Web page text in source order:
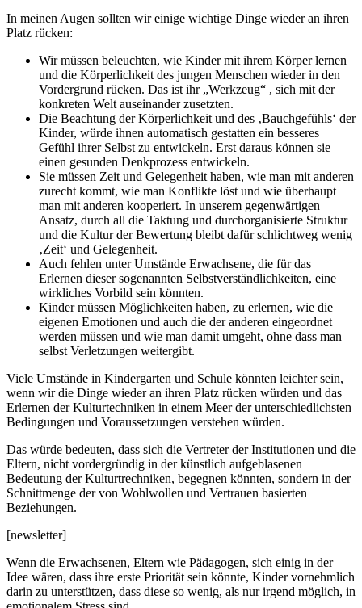
In meinen Augen sollten wir einige wichtige Dinge wieder an ihren
Platz rücken:
Wir müssen beleuchten, wie Kinder mit ihrem Körper lernen
und die Körperlichkeit des jungen Menschen wieder in den
Vordergrund rücken. Das ist ihr „Werkzeug“ , sich mit der
konkreten Welt auseinander zusetzten.
Die Beachtung der Körperlichkeit und des ‚Bauchgefühls‘ der
Kinder, würde ihnen automatisch gestatten ein besseres
Gefühl ihrer Selbst zu entwickeln. Erst daraus können sie
einen gesunden Denkprozess entwickeln.
Sie müssen Zeit und Gelegenheit haben, wie man mit anderen
zurecht kommt, wie man Konflikte löst und wie überhaupt
man mit anderen kooperiert. In unserem gegenwärtigen
Ansatz, durch all die Taktung und durchorganisierte Struktur
und die Kultur der Bewertung bleibt dafür schlichtweg wenig
‚Zeit‘ und Gelegenheit.
Auch fehlen unter Umstände Erwachsene, die für das
Erlernen dieser sogenannten Selbstverständlichkeiten, eine
wirkliches Vorbild sein könnten.
Kinder müssen Möglichkeiten haben, zu erlernen, wie die
eigenen Emotionen und auch die der anderen eingeordnet
werden müssen und wie man damit umgeht, ohne dass man
selbst Verletzungen weitergibt.
Viele Umstände in Kindergarten und Schule könnten leichter sein,
wenn wir die Dinge wieder an ihren Platz rücken würden und das
Erlernen der Kulturtechniken in einem Meer der unterschiedlichsten
Bedingungen und Voraussetzungen verstehen würden.
Das würde bedeuten, dass sich die Vertreter der Institutionen und die
Eltern, nicht vordergründig in der künstlich aufgeblasenen
Bedeutung der Kulturtrechniken, begegnen könnten, sondern in der
Schnittmenge der von Wohlwollen und Vertrauen basierten
Beziehungen.
[newsletter]
Wenn die Erwachsenen, Eltern wie Pädagogen, sich einig in der
Idee wären, dass ihre erste Priorität sein könnte, Kinder vornehmlich
darin zu unterstützen, dass diese so wenig, als nur irgend möglich, in